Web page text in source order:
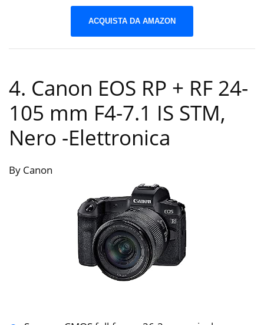
ACQUISTA DA AMAZON
4. Canon EOS RP + RF 24-
105 mm F4-7.1 IS STM,
Nero -Elettronica
By Canon